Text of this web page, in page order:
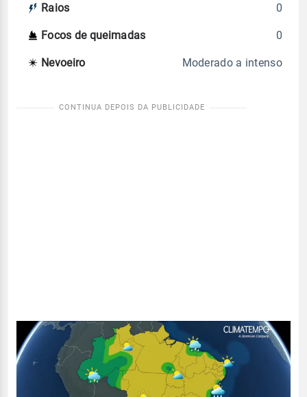
Raios 0
Focos de queimadas 0
Nevoeiro Moderado a intenso